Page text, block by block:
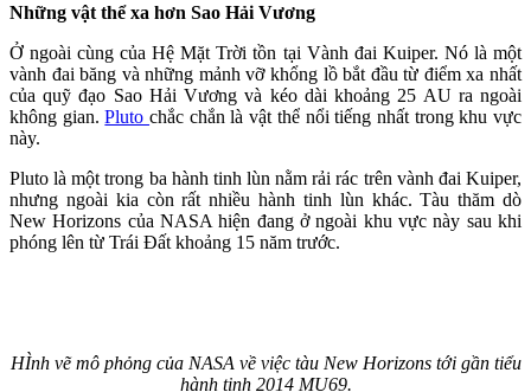
Những vật thể xa hơn Sao Hải Vương
Ở ngoài cùng của Hệ Mặt Trời tồn tại Vành đai Kuiper. Nó là một
vành đai băng và những mảnh vỡ khổng lồ bắt đầu từ điểm xa nhất
của quỹ đạo Sao Hải Vương và kéo dài khoảng 25 AU ra ngoài
không gian.Plutochắc chắn là vật thể nổi tiếng nhất trong khu vực
này.
Pluto là một trong ba hành tinh lùn nằm rải rác trên vành đai Kuiper,
nhưng ngoài kia còn rất nhiều hành tinh lùn khác. Tàu thăm dò
New Horizons của NASA hiện đang ở ngoài khu vực này sau khi
phóng lên từ Trái Đất khoảng 15 năm trước.
HÌnh vẽ mô phỏng của NASA về việc tàu New Horizons tới gần tiểu
hành tinh 2014 MU69.